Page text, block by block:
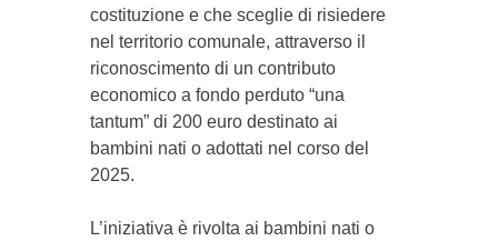
costituzione e che sceglie di risiedere
nel territorio comunale, attraverso il
riconoscimento di un contributo
economico a fondo perduto “una
tantum” di 200 euro destinato ai
bambini nati o adottati nel corso del
2025.
L’iniziativa è rivolta ai bambini nati o